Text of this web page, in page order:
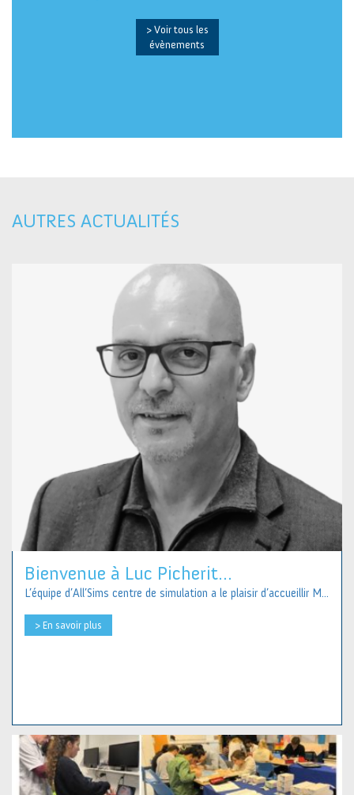
> Voir tous les
évènements
AUTRES ACTUALITÉS
Bienvenue à Luc Picherit...
L’équipe d’All’Sims centre de simulation a le plaisir d’accueillir M...
> En savoir plus